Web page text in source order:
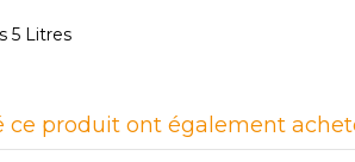
5 Litres
ce produit ont également